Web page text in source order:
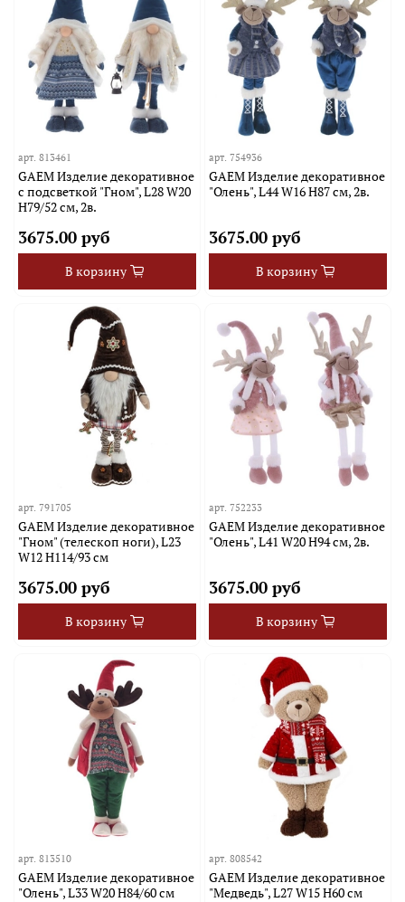
арт.813461
GAEM Изделие декоративное
с подсветкой "Гном", L28 W20
H79/52 см, 2в.
3675.00 руб
В корзину
арт. 754936
GAEM Изделие декоративное
"Олень", L44 W16 H87 см, 2в.
3675.00 руб
В корзину
арт.791705
GAEM Изделие декоративное
"Гном" (телескоп ноги), L23
W12 H114/93 см
3675.00 руб
В корзину
арт. 752233
GAEM Изделие декоративное
"Олень", L41 W20 H94 см, 2в.
3675.00 руб
В корзину
арт.813510
GAEM Изделие декоративное
"Олень", L33 W20 H84/60 см
арт. 808542
GAEM Изделие декоративное
"Медведь", L27 W15 H60 см